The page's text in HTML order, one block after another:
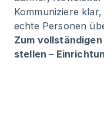
Kommuniziere
echte Personen
Zum
stellen –